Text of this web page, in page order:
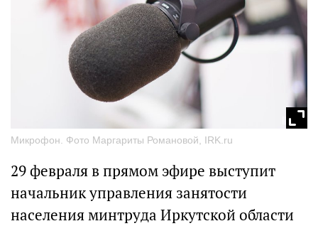
Микрофон. Фото Маргариты Романовой, IRK.ru
29 февраля в прямом эфире выступит
начальник управления занятости
населения минтруда Иркутской области